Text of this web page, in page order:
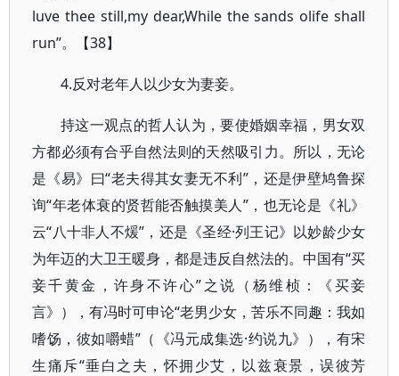
luve thee still,my dear,While the sands olife shall
run”。【38】
4.反对老年人以少女为妻妾。
持这一观点的哲人认为，要使婚姻幸福，男女双
方都必须有合乎自然法则的天然吸引力。所以，无论
是《易》曰“老夫得其女妻无不利”，还是伊壁鸠鲁探
询“年老体衰的贤哲能否触摸美人”，也无论是《礼》
云“八十非人不煖”，还是《圣经·列王记》以妙龄少女
为年迈的大卫王暖身，都是违反自然法的。中国有“买
妾千黄金，许身不许心”之说（杨维桢：《买妾
言》），有冯时可申论“老男少女，苦乐不同趣：我如
嗜饧，彼如嚼蜡”（《冯元成集选·约说九》），有宋
生痛斥“垂白之夫，怀拥少艾，以兹衰景，误彼芳